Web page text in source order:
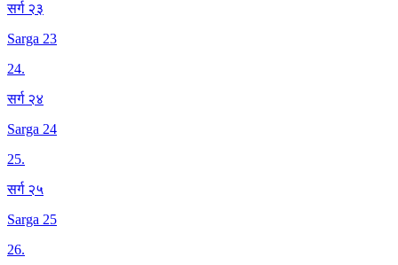
सर्ग २३
Sarga 23
24.
सर्ग २४
Sarga 24
25.
सर्ग २५
Sarga 25
26.